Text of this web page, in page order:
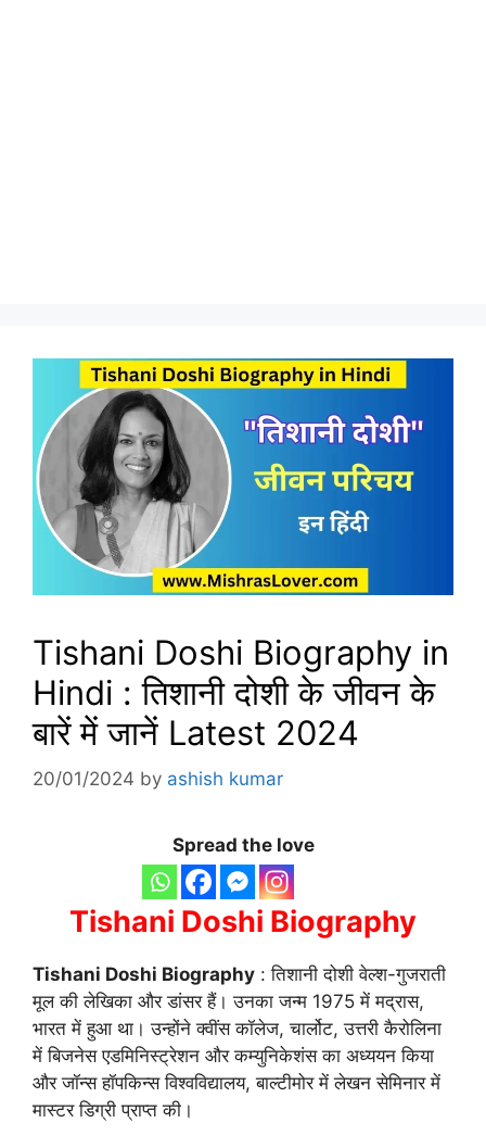
Tishani Doshi Biography in
Hindi : तिशानी दोशी के जीवन के
बारें में जानें Latest 2024
20/01/2024 by ashish kumar
Spread the love
Tishani Doshi Biography
Tishani Doshi Biography : तिशानी दोशी वेल्श-गुजराती
मूल की लेखिका और डांसर हैं। उनका जन्म 1975 में मद्रास,
भारत में हुआ था। उन्होंने क्वींस कॉलेज, चार्लोट, उत्तरी कैरोलिना
में बिजनेस एडमिनिस्ट्रेशन और कम्युनिकेशंस का अध्ययन किया
और जॉन्स हॉपकिन्स विश्वविद्यालय, बाल्टीमोर में लेखन सेमिनार में
मास्टर डिग्री प्राप्त की।